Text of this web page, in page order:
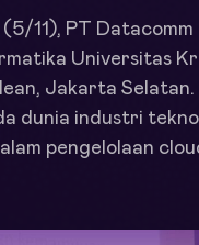
(5/11), PT
Universitas
Jakarta
dunia industri
pengelolaan